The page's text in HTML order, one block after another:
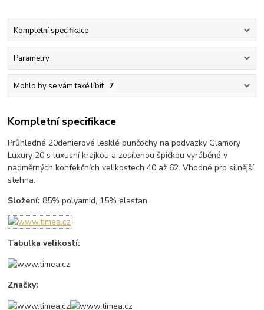
Kompletní specifikace
Parametry
Mohlo by se vám také líbit 7
Kompletní specifikace
Průhledné 20denierové lesklé punčochy na podvazky Glamory
Luxury 20 s luxusní krajkou a zesílenou špičkou vyráběné v
nadměrných konfekčních velikostech 40 až 62. Vhodné pro silnější
stehna.
Složení: 85% polyamid, 15% elastan
Tabulka velikostí:
Značky: